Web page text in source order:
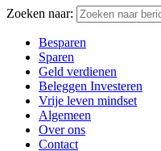
Zoeken naar:
Besparen
Sparen
Geld verdienen
Beleggen Investeren
Vrije leven mindset
Algemeen
Over ons
Contact